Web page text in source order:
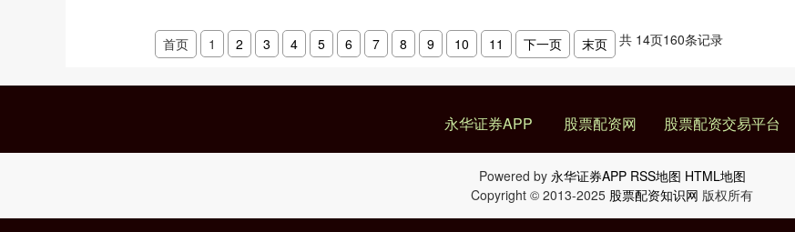
首页 1 2 3 4 5 6 7 8 9 10 11 下一页 末页 共 14页160条记录
永华证券APP 股票配资网 股票配资交易平台
Powered by 永华证券APP RSS地图 HTML地图
Copyright © 2013-2025 股票配资知识网 版权所有